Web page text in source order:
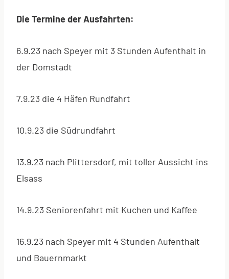
Die Termine der Ausfahrten:
6.9.23 nach Speyer mit 3 Stunden Aufenthalt in
der Domstadt
7.9.23 die 4 Häfen Rundfahrt
10.9.23 die Südrundfahrt
13.9.23 nach Plittersdorf, mit toller Aussicht ins
Elsass
14.9.23 Seniorenfahrt mit Kuchen und Kaffee
16.9.23 nach Speyer mit 4 Stunden Aufenthalt
und Bauernmarkt